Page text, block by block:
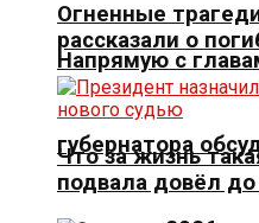
Напрямую с
губернатора
Огненные
рассказали о
Что за жизнь
подвала довёл до